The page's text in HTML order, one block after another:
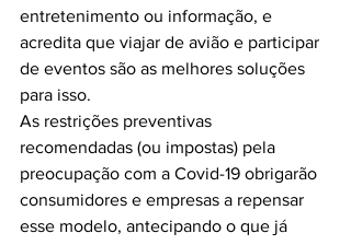
entretenimento ou informação, e
acredita que viajar de avião e participar
de eventos são as melhores soluções
para isso.
As restrições preventivas
recomendadas (ou impostas) pela
preocupação com a Covid-19 obrigarão
consumidores e empresas a repensar
esse modelo, antecipando o que já